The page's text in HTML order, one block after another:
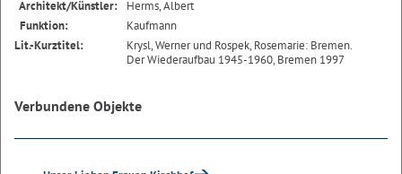
Architekt/Künstler:
Herms, Albert
Funktion:
Kaufmann
Lit.-Kurztitel:
Krysl, Werner und Rospek, Rosemarie: Bremen.
Der Wiederaufbau 1945-1960, Bremen 1997
Verbundene Objekte